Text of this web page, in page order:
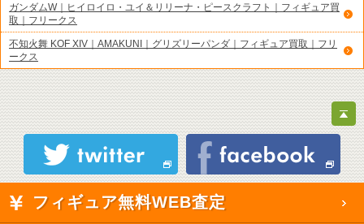
ガンダムW｜ヒイロイロ・ユイ＆リリーナ・ピースクラフト｜フィギュア買
取｜フリークス
不知火舞 KOF XIV｜AMAKUNI｜グリズリーパンダ｜フィギュア買取｜フリ
ークス
フィギュア無料WEB査定